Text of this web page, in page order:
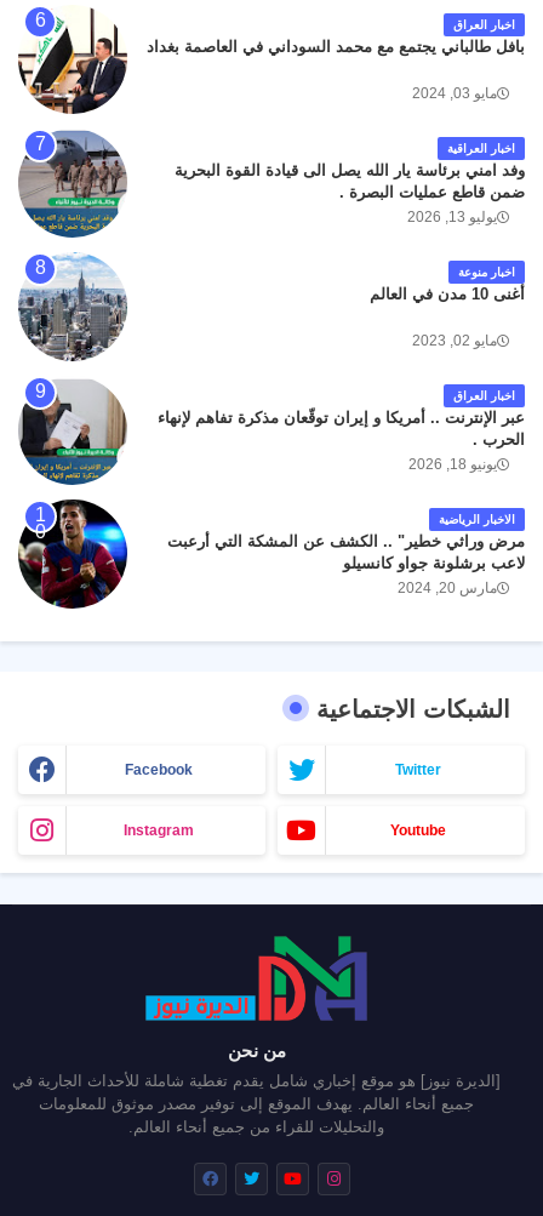
اخبار العراق
بافل طالباني يجتمع مع محمد السوداني في العاصمة بغداد
مايو 03, 2024
اخبار العراقية
وفد امني برئاسة يار الله يصل الى قيادة القوة البحرية
ضمن قاطع عمليات البصرة .
يوليو 13, 2026
اخبار منوعة
أغنى 10 مدن في العالم
مايو 02, 2023
اخبار العراق
عبر الإنترنت .. أمريكا و إيران توقّعان مذكرة تفاهم لإنهاء
الحرب .
يونيو 18, 2026
الاخبار الرياضية
مرض وراثي خطير" .. الكشف عن المشكة التي أرعبت
لاعب برشلونة جواو كانسيلو
مارس 20, 2024
الشبكات الاجتماعية
Facebook Twitter
Instagram Youtube
من نحن
[الديرة نيوز] هو موقع إخباري شامل يقدم تغطية شاملة للأحداث الجارية في
جميع أنحاء العالم. يهدف الموقع إلى توفير مصدر موثوق للمعلومات
والتحليلات للقراء من جميع أنحاء العالم.